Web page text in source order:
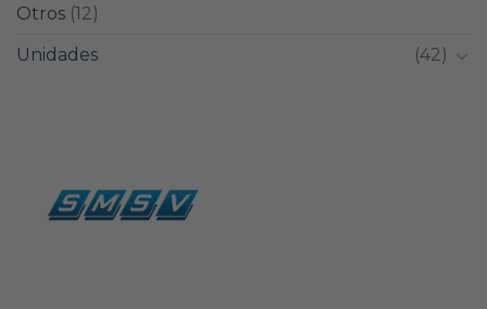
Otros (12)
Unidades
(42)